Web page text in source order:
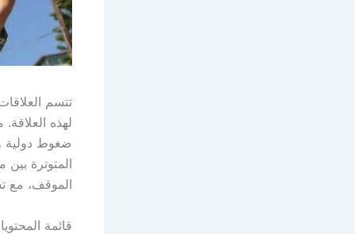
تتسم
لهذه
ضغوط دولية
المتوترة
الموقف، مع
قائمة